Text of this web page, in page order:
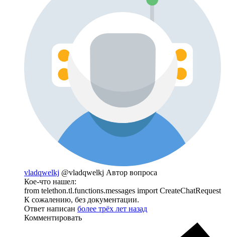
vladqwelkj @vladqwelkj Автор вопроса
Кое-что нашел:
from telethon.tl.functions.messages import CreateChatRequest
К сожалению, без документации.
Ответ написан более трёх лет назад
Комментировать